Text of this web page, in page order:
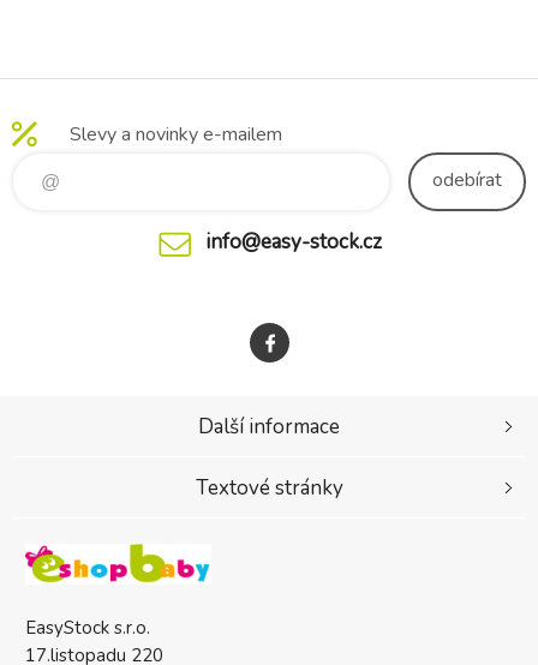
Slevy a novinky e-mailem
odebírat
info@easy-stock.cz
EasyStock s.r.o.
17.listopadu 220
Další informace
Textové stránky